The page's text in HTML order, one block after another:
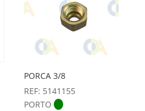
PORCA 3/8
REF: 5141155
PORTO